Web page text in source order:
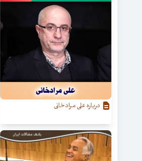
درباره علی مرادخانی